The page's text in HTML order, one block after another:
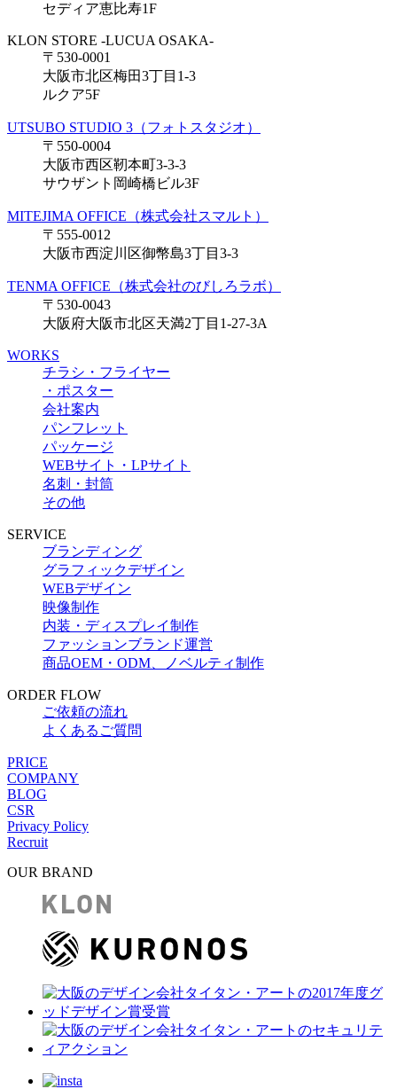
セディア恵比寿1F
KLON STORE -LUCUA OSAKA-
〒530-0001
大阪市北区梅田3丁目1-3
ルクア5F
UTSUBO STUDIO 3（フォトスタジオ）
〒550-0004
大阪市西区靭本町3-3-3
サウザント岡崎橋ビル3F
MITEJIMA OFFICE（株式会社スマルト）
〒555-0012
大阪市西淀川区御幣島3丁目3-3
TENMA OFFICE（株式会社のびしろラボ）
〒530-0043
大阪府大阪市北区天満2丁目1-27-3A
WORKS
チラシ・フライヤー
・ポスター
会社案内
パンフレット
パッケージ
WEBサイト・LPサイト
名刺・封筒
その他
SERVICE
ブランディング
グラフィックデザイン
WEBデザイン
映像制作
内装・ディスプレイ制作
ファッションブランド運営
商品OEM・ODM、ノベルティ制作
ORDER FLOW
ご依頼の流れ
よくあるご質問
PRICE
COMPANY
BLOG
CSR
Privacy Policy
Recruit
OUR BRAND